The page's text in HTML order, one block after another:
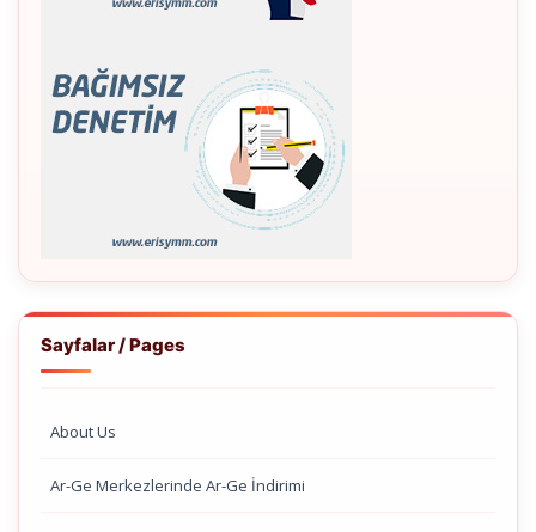
Sayfalar / Pages
About Us
Ar-Ge Merkezlerinde Ar-Ge İndirimi